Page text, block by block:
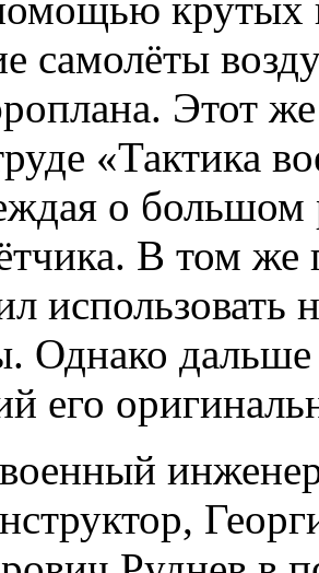
крутых
самолёты
Этот
«Тактика
о большом
В том
использовать
Однако
его